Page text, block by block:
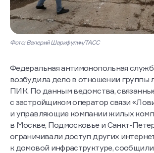
Фото: Валерий Шарифулин/ТАСС
Федеральная антимонопольная
возбудила дело в отношении группы
ПИК. По данным ведомства,
с застройщиком оператор связи
и управляющие компании жилых
в Москве, Подмосковье и Санкт-
ограничивали доступ других
к домовой инфраструктуре,